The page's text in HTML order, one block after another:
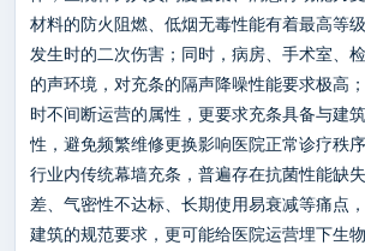
材料的防火阻燃、低烟无毒性能有着最高等
发生时的二次伤害；同时，病房、手术室、
的声环境，对充条的隔声降噪性能要求极高
时不间断运营的属性，更要求充条具备与建
性，避免频繁维修更换影响医院正常诊疗秩序
行业内传统幕墙充条，普遍存在抗菌性能缺
差、气密性不达标、长期使用易衰减等痛点
建筑的规范要求，更可能给医院运营埋下生